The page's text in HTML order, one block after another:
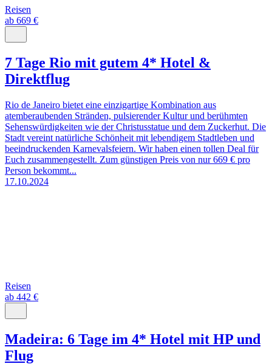
Reisen
ab 669 €
7 Tage Rio mit gutem 4* Hotel &
Direktflug
Rio de Janeiro bietet eine einzigartige Kombination aus
atemberaubenden Stränden, pulsierender Kultur und berühmten
Sehenswürdigkeiten wie der Christusstatue und dem Zuckerhut. Die
Stadt vereint natürliche Schönheit mit lebendigem Stadtleben und
beeindruckenden Karnevalsfeiern. Wir haben einen tollen Deal für
Euch zusammengestellt. Zum günstigen Preis von nur 669 € pro
Person bekommt...
17.10.2024
Reisen
ab 442 €
Madeira: 6 Tage im 4* Hotel mit HP und
Flug